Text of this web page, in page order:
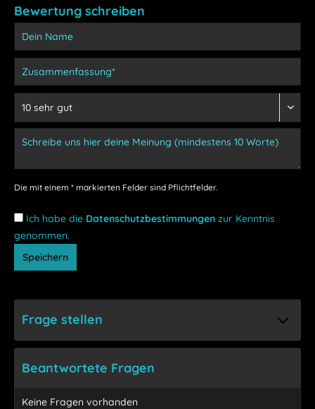
Bewertung schreiben
Die mit einem * markierten Felder sind Pflichtfelder.
Ich habe die Datenschutzbestimmungen zur Kenntnis
genommen.
Speichern
Frage stellen
Beantwortete Fragen
Keine Fragen vorhanden